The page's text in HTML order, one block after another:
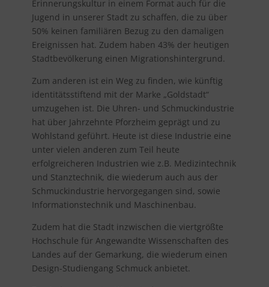
Erinnerungskultur in einem Format auch für die
Jugend in unserer Stadt zu schaffen, die zu über
50% keinen familiären Bezug zu den damaligen
Ereignissen hat. Zudem haben 43% der heutigen
Stadtbevölkerung einen Migrationshintergrund.
Zum anderen ist ein Weg zu finden, wie künftig
identitätsstiftend mit der Marke „Goldstadt“
umzugehen ist. Die Uhren- und Schmuckindustrie
hat über Jahrzehnte Pforzheim geprägt und zu
Wohlstand geführt. Heute ist diese Industrie eine
unter vielen anderen zum Teil heute
erfolgreicheren Industrien wie z.B. Medizintechnik
und Stanztechnik, die wiederum auch aus der
Schmuckindustrie hervorgegangen sind, sowie
Informationstechnik und Maschinenbau.
Zudem hat die Stadt inzwischen die viertgrößte
Hochschule für Angewandte Wissenschaften des
Landes auf der Gemarkung, die wiederum einen
Design-Studiengang Schmuck anbietet.